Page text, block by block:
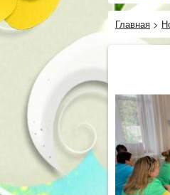
Главная >